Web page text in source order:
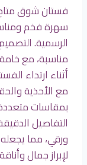
فستان شوق متاح
سهرة فخم
الرسمية.
مناسبة، مع
أثناء ارتداء
مع الأحذية
بمقاسات
التفاصيل
ورقي، مما يجعله
لإبراز جمال